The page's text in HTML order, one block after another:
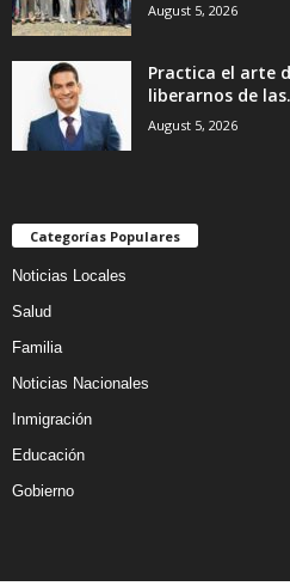
August 5, 2026
Practica el arte
liberarnos de
August 5, 2026
Categorías Populares
Noticias Locales
Salud
Familia
Noticias Nacionales
Inmigración
Educación
Gobierno